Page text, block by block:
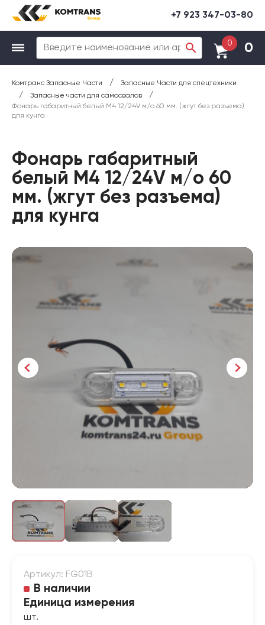
+7 923 347-03-80
0 0
Комтранс Запасные Части / Запасные Части для спецтехники
/ Запасные части для самосвалов /
Фонарь габаритный белый М4 12/24V м/о 60 мм. (жгут без разъема)
для кунга
Фонарь габаритный
белый М4 12/24V м/о 60
мм. (жгут без разъема)
для кунга
Артикул: FG01B
В наличии
Единица измерения
шт.